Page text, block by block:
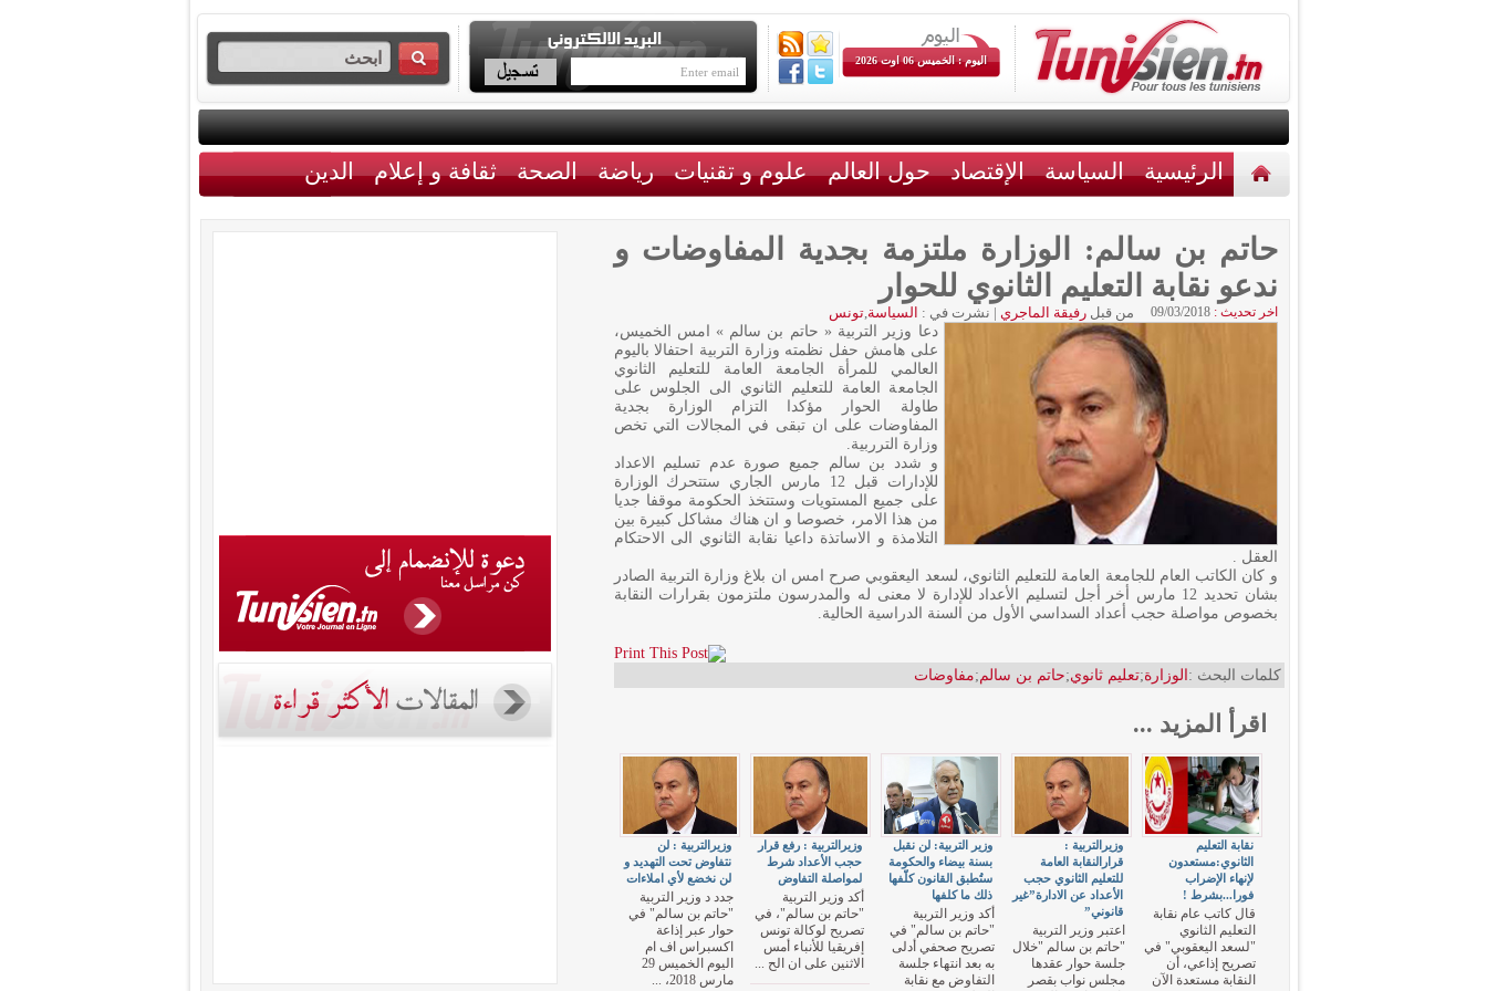
اليوم : الخميس 06 اوت 2026
الرئيسية السياسة الإقتصاد حول العالم علوم و تقنيات رياضة الصحة ثقافة و إعلام الدين
حاتم بن سالم: الوزارة ملتزمة بجدية المفاوضات و
ندعو نقابة التعليم الثانوي للحوار
اخر تحديث : 09/03/2018 من قبلرفيقة الماجري | نشرت في : السياسة,تونس
دعا وزير التربية « حاتم بن سالم » امس الخميس،
على هامش حفل نظمته وزارة التربية احتفالا باليوم
العالمي للمرأة الجامعة العامة للتعليم الثانوي
الجامعة العامة للتعليم الثانوي الى الجلوس على
طاولة الحوار مؤكدا التزام الوزارة بجدية
المفاوضات على ان تبقى في المجالات التي تخص
وزارة الترربية.
و شدد بن سالم جميع صورة عدم تسليم الاعداد
للإدارات قبل 12 مارس الجاري ستتحرك الوزارة
على جميع المستويات وستتخذ الحكومة موقفا جديا
من هذا الامر، خصوصا و ان هناك مشاكل كبيرة بين
التلامذة و الاساتذة داعيا نقابة الثانوي الى الاحتكام
العقل .
و كان الكاتب العام للجامعة العامة للتعليم الثانوي، لسعد اليعقوبي صرح امس ان بلاغ وزارة التربية الصادر
بشان تحديد 12 مارس أخر أجل لتسليم الأعداد للإدارة لا معنى له والمدرسون ملتزمون بقرارات النقابة
بخصوص مواصلة حجب أعداد السداسي الأول من السنة الدراسية الحالية.
كلمات البحث : الوزارة;تعليم ثانوي;حاتم بن سالم;مفاوضات
اقرأ المزيد ...
وزيرالتربية : لن
نتفاوض تحت التهديد و
لن نخضع لأي املاءات
جدد د وزير التربية
"حاتم بن سالم" في
حوار عبر إذاعة
اكسبراس اف ام
اليوم الخميس 29
مارس 2018، ...
وزيرالتربية : رفع قرار
حجب الأعداد شرط
لمواصلة التفاوض
أكد وزير التربية
"حاتم بن سالم"، في
تصريح لوكالة تونس
إفريقيا للأنباء أمس
الاثنين على ان الح ...
وزير التربية: لن نقبل
بسنة بيضاء والحكومة
ستُطبق القانون كلّفها
ذلك ما كلفها
أكد وزير التربية
"حاتم بن سالم" في
تصريح صحفي أدلى
به بعد انتهاء جلسة
التفاوض مع نقابة
وزيرالتربية :
قرارالنقابة العامة
للتعليم الثانوي حجب
الأعداد عن الادارة”غير
قانوني”
اعتبر وزير التربية
"حاتم بن سالم "خلال
جلسة حوار عقدها
مجلس نواب بقصر
نقابة التعليم
الثانوي:مستعدون
لإنهاء الإضراب
فورا...بشرط !
قال كاتب عام نقابة
التعليم الثانوي
"لسعد اليعقوبي" في
تصريح إذاعي، أن
النقابة مستعدة الآن